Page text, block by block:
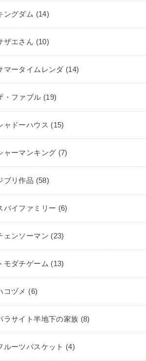
ングダム (14)
ザエさん (10)
マータイムレンダ (14)
・ファブル (19)
ャドーハウス (15)
ャーマンキング (7)
ブリ作品 (58)
パイファミリー (6)
ェンソーマン (23)
モダチゲーム (13)
コヅメ (6)
ラサイト半地下の家族 (8)
ルーツバスケット (4)